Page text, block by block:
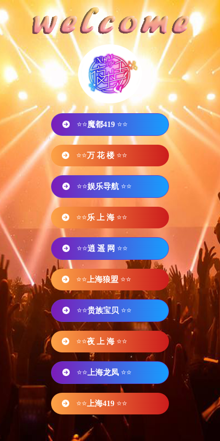
⭐⭐魔都419 ⭐⭐
⭐⭐万 花 楼 ⭐⭐
⭐⭐娱乐导航 ⭐⭐
⭐⭐乐 上 海 ⭐⭐
⭐⭐逍 遥 网 ⭐⭐
⭐⭐ 上海狼盟 ⭐⭐
⭐⭐贵族宝贝 ⭐⭐
⭐⭐夜 上 海 ⭐⭐
⭐⭐ 上海龙凤 ⭐⭐
⭐⭐ 上海419 ⭐⭐